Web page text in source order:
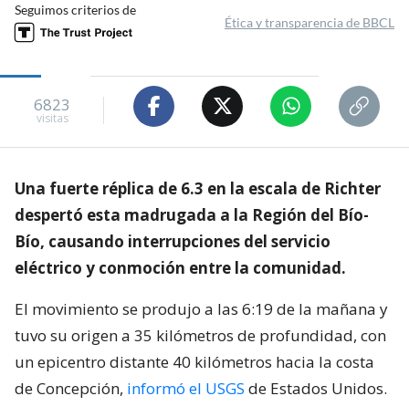
Seguimos criterios de
Ética y transparencia de BBCL
6823
visitas
Una fuerte réplica de 6.3 en la escala de Richter
despertó esta madrugada a la Región del Bío-
Bío, causando interrupciones del servicio
eléctrico y conmoción entre la comunidad.
El movimiento se produjo a las 6:19 de la mañana y
tuvo su origen a 35 kilómetros de profundidad, con
un epicentro distante 40 kilómetros hacia la costa
de Concepción, informó el USGS de Estados Unidos.